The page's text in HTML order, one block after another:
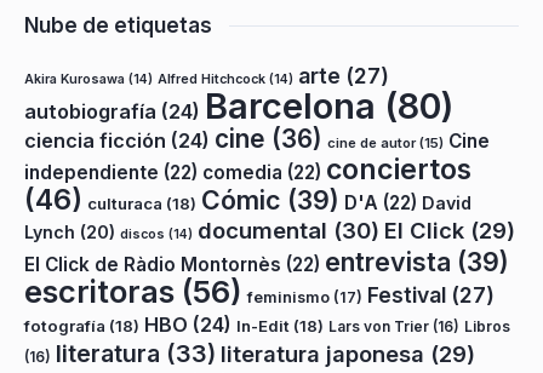
Nube de etiquetas
Akira Kurosawa (14) Alfred Hitchcock (14) arte (27)
autobiografía (24) Barcelona (80)
ciencia ficción (24) cine (36) cine de autor(15) Cine
independiente (22) comedia (22) conciertos
(46) culturaca (18) Cómic (39) D'A (22) David
Lynch (20) discos (14) documental (30) El Click (29)
El Click de Ràdio Montornès (22) entrevista (39)
escritoras (56) feminismo (17) Festival (27)
fotografía (18) HBO (24) In-Edit (18) Lars von Trier (16) Libros
(16) literatura (33) literatura japonesa (29)